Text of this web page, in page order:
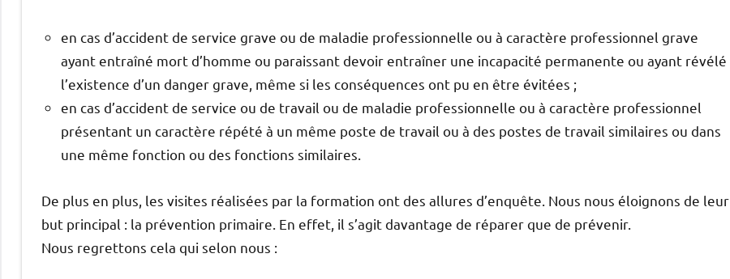
en cas d’accident de service grave ou de maladie professionnelle ou à caractère professionnel grave
ayant entraîné mort d’homme ou paraissant devoir entraîner une incapacité permanente ou ayant révélé
l’existence d’un danger grave, même si les conséquences ont pu en être évitées ;
en cas d’accident de service ou de travail ou de maladie professionnelle ou à caractère professionnel
présentant un caractère répété à un même poste de travail ou à des postes de travail similaires ou dans
une même fonction ou des fonctions similaires.
De plus en plus, les visites réalisées par la formation ont des allures d’enquête. Nous nous éloignons de leur
but principal : la prévention primaire. En effet, il s’agit davantage de réparer que de prévenir.
Nous regrettons cela qui selon nous :